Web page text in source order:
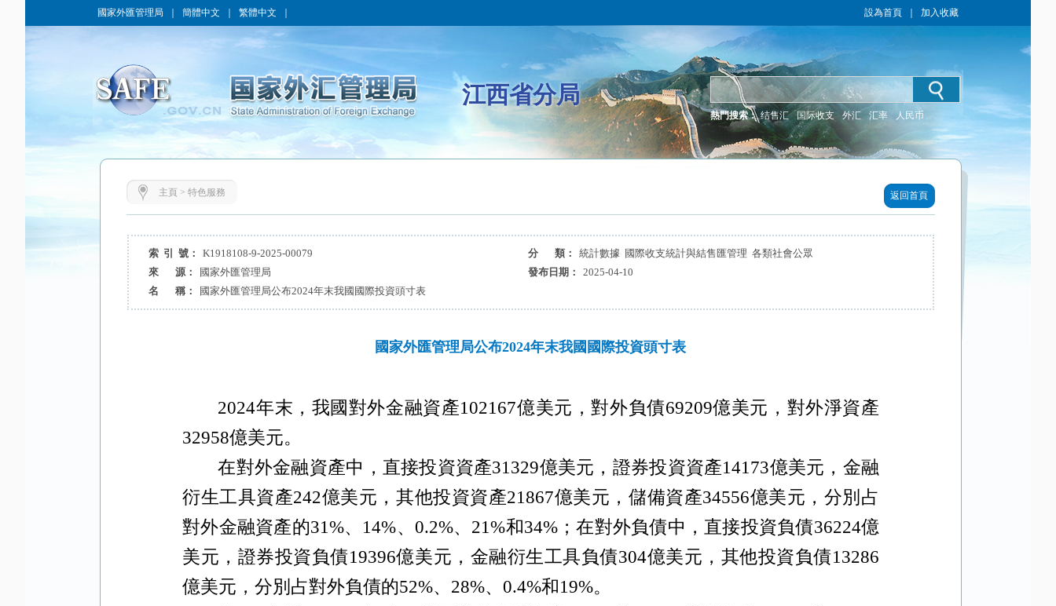
國家外匯管理局 簡體中文 繁體中文 設為首頁 加入收藏
江西省分局
熱門搜索： 结售汇 国际收支 外汇 汇率 人民币
主頁 > 特色服務 返回首頁
索 引 號： K1918108-9-2025-00079 分 類：
統計數據 國際收支統計與結售匯管理 各類社會公眾
來 源：
國家外匯管理局 發布日期：
2025-04-10
名 稱：
國家外匯管理局公布2024年末我國國際投資頭寸表
國家外匯管理局公布2024年末我國國際投資頭寸表
2024年末，我國對外金融資產102167億美元，對外負債69209億美元，對外淨資產
32958億美元。
在對外金融資產中，直接投資資產31329億美元，證券投資資產14173億美元，金融
衍生工具資產242億美元，其他投資資產21867億美元，儲備資產34556億美元，分別占
對外金融資產的31%、 14%、 0.2%、 21%和34% ；在對外負債中，直接投資負債36224億
美元，證券投資負債19396億美元，金融衍生工具負債304億美元，其他投資負債13286
億美元，分別占對外負債的52%、 28%、0.4%和19%。